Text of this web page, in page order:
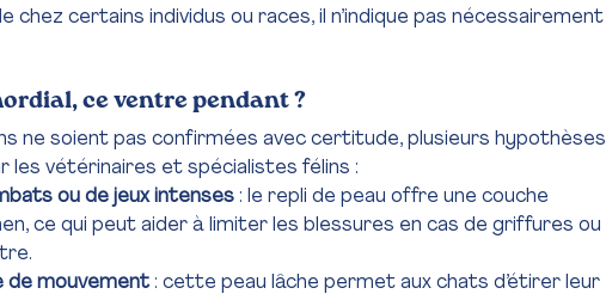
chez certains individus ou races, il n’indique pas nécessairement
ce ventre pendant ?
ne soient pas confirmées avec certitude, plusieurs hypothèses
les vétérinaires et spécialistes félins :
ou de jeux intenses : le repli de peau offre une couche
ce qui peut aider à limiter les blessures en cas de griffures ou
de mouvement : cette peau lâche permet aux chats d’étirer leur